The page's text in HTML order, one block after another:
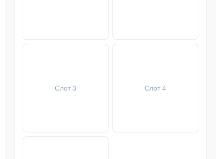
Слот 3 Слот 4